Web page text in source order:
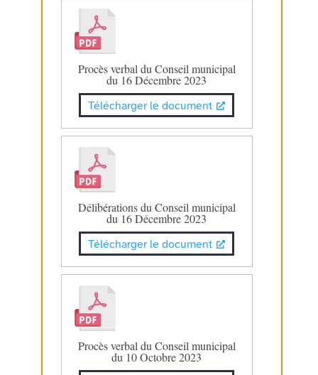
Procès verbal du Conseil municipal
du 16 Décembre 2023
Télécharger le document
Délibérations du Conseil municipal
du 16 Décembre 2023
Télécharger le document
Procès verbal du Conseil municipal
du 10 Octobre 2023